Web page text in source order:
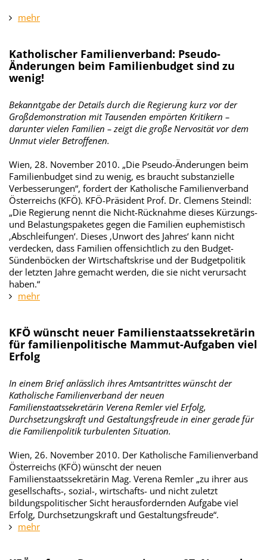
mehr
Katholischer Familienverband: Pseudo-
Änderungen beim Familienbudget sind zu
wenig!
Bekanntgabe der Details durch die Regierung kurz vor der
Großdemonstration mit Tausenden empörten Kritikern –
darunter vielen Familien – zeigt die große Nervosität vor dem
Unmut vieler Betroffenen.
Wien, 28. November 2010. „Die Pseudo-Änderungen beim
Familienbudget sind zu wenig, es braucht substanzielle
Verbesserungen“, fordert der Katholische Familienverband
Österreichs (KFÖ). KFÖ-Präsident Prof. Dr. Clemens Steindl:
„Die Regierung nennt die Nicht-Rücknahme dieses Kürzungs-
und Belastungspaketes gegen die Familien euphemistisch
‚Abschleifungen‘. Dieses ‚Unwort des Jahres‘ kann nicht
verdecken, dass Familien offensichtlich zu den Budget-
Sündenböcken der Wirtschaftskrise und der Budgetpolitik
der letzten Jahre gemacht werden, die sie nicht verursacht
haben.“
mehr
KFÖ wünscht neuer Familienstaatssekretärin
für familienpolitische Mammut-Aufgaben viel
Erfolg
In einem Brief anlässlich ihres Amtsantrittes wünscht der
Katholische Familienverband der neuen
Familienstaatssekretärin Verena Remler viel Erfolg,
Durchsetzungskraft und Gestaltungsfreude in einer gerade für
die Familienpolitik turbulenten Situation.
Wien, 26. November 2010. Der Katholische Familienverband
Österreichs (KFÖ) wünscht der neuen
Familienstaatssekretärin Mag. Verena Remler „zu ihrer aus
gesellschafts-, sozial-, wirtschafts- und nicht zuletzt
bildungspolitischer Sicht herausfordernden Aufgabe viel
Erfolg, Durchsetzungskraft und Gestaltungsfreude“.
mehr